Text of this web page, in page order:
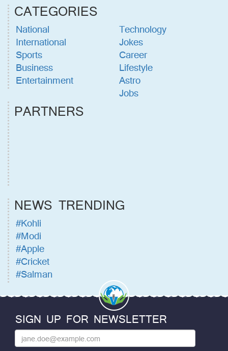
CATEGORIES
National
International
Sports
Business
Entertainment
Technology
Jokes
Career
Lifestyle
Astro
Jobs
PARTNERS
NEWS TRENDING
#Kohli
#Modi
#Apple
#Cricket
#Salman
SIGN UP FOR NEWSLETTER